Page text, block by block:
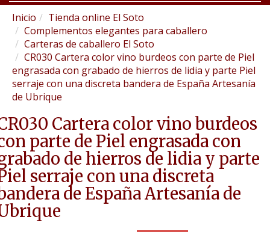
Inicio
Tienda online El Soto
Complementos elegantes para caballero
Carteras de caballero El Soto
CR030 Cartera color vino burdeos con parte de Piel
engrasada con grabado de hierros de lidia y parte Piel
serraje con una discreta bandera de España Artesanía
de Ubrique
Cartera color vino burdeos
parte de Piel engrasada con
de hierros de lidia y parte
serraje con una discreta
de España Artesanía de